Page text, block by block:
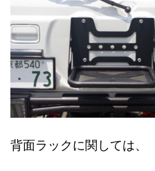
背面ラックに関しては、